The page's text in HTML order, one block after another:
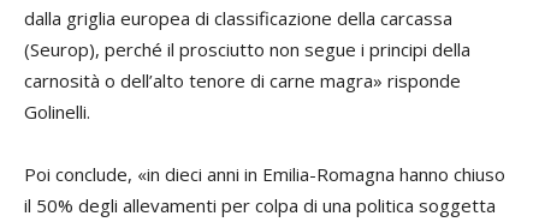
dalla griglia europea di classificazione della carcassa
(Seurop), perché il prosciutto non segue i principi della
carnosità o dell’alto tenore di carne magra» risponde
Golinelli.
Poi conclude, «in dieci anni in Emilia-Romagna hanno chiuso
il 50% degli allevamenti per colpa di una politica soggetta